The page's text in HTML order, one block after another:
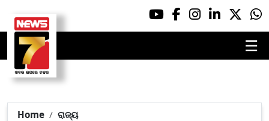
☰
Home
ରାଜ୍ୟ